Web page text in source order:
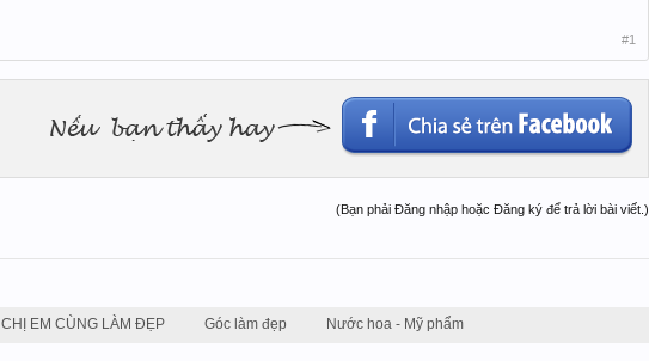
#1
(Bạn phải Đăng nhập hoặc Đăng ký để trả lời bài viết.)
CHỊ EM CÙNG LÀM ĐẸP Góc làm đẹp Nước hoa - Mỹ phẩm